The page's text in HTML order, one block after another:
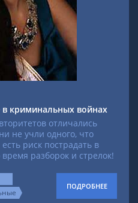
криминальных войнах
отличались
не учли одного, что
риск пострадать в
разборок и стрелок!
ПОДРОБНЕЕ